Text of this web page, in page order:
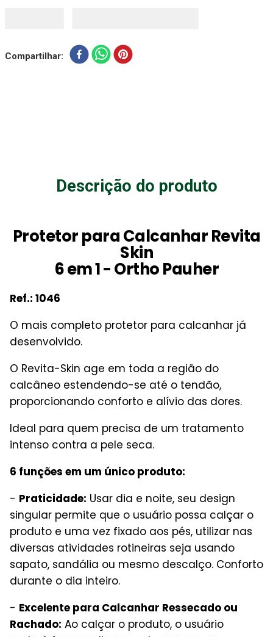
Compartilhar
Descrição do produto
Protetor para Calcanhar Revita
Skin
6 em 1 - Ortho Pauher
Ref.: 1046
O mais completo protetor para calcanhar já
desenvolvido.
O Revita-Skin age em toda a região do
calcâneo estendendo-se até o tendão,
proporcionando conforto e alívio das dores.
Ideal para quem precisa de um tratamento
intenso contra a pele seca.
6 funções em um único produto:
- Praticidade: Usar dia e noite, seu design
singular permite que o usuário possa calçar o
produto e uma vez fixado aos pés, utilizar nas
diversas atividades rotineiras seja usando
sapato, sandália ou mesmo descalço. Conforto
durante o dia inteiro.
- Excelente para Calcanhar Ressecado ou
Rachado: Ao calçar o produto, o usuário